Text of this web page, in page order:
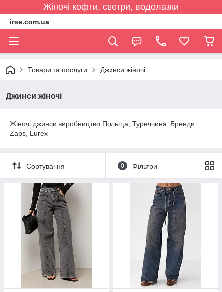
Жіночі кофти, светри, водолазки
irse.com.ua
Товари та послуги Джинси жіночі
Джинси жіночі
Жіночі джинси виробництво Польща, Туреччина. Бренди
Zaps, Lurex
Сортування 0 Фільтри